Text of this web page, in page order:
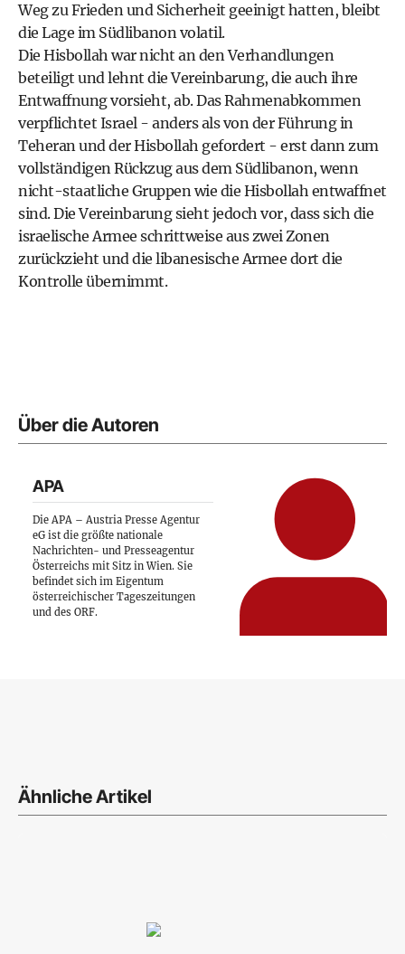
Weg zu Frieden und Sicherheit geeinigt hatten, bleibt
die Lage im Südlibanon volatil.
Die Hisbollah war nicht an den Verhandlungen
beteiligt und lehnt die Vereinbarung, die auch ihre
Entwaffnung vorsieht, ab. Das Rahmenabkommen
verpflichtet Israel - anders als von der Führung in
Teheran und der Hisbollah gefordert - erst dann zum
vollständigen Rückzug aus dem Südlibanon, wenn
nicht-staatliche Gruppen wie die Hisbollah entwaffnet
sind. Die Vereinbarung sieht jedoch vor, dass sich die
israelische Armee schrittweise aus zwei Zonen
zurückzieht und die libanesische Armee dort die
Kontrolle übernimmt.
Über die Autoren
APA
Die APA – Austria Presse Agentur
eG ist die größte nationale
Nachrichten- und Presseagentur
Österreichs mit Sitz in Wien. Sie
befindet sich im Eigentum
österreichischer Tageszeitungen
und des ORF.
Ähnliche Artikel